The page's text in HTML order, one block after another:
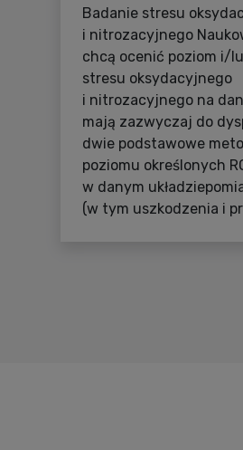
Badanie stresu
i nitrozacyjnego
chcą ocenić poziom i/
stresu oksydacyjnego
i nitrozacyjnego na
mają zazwyczaj do
dwie podstawowe
poziomu określonych
w danym
(w tym uszkodzenia i